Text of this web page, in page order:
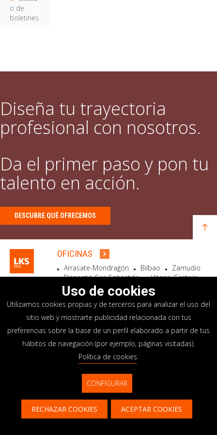
o de
boletines
Diseña tu trayectoria
profesional con nosotros.
Da el primer paso y pon tu
talento en acción.
DESCUBRE QUÉ OFRECEMOS
OFICINAS
Arrasate-Mondragón Bilbao
Zamudio
Donostia-San Sebastián
Vitoria-Gasteiz
Madrid
El Astillero Bidart
SEDE SOCIAL
Goiru, 7 Arrasate-Mondragón
CP 20500 GIPUZKOA – SPAIN
+34 900 84 14 14
info@lksnext.com
Aviso legal
Portal de privacidad
Política de cookies
Sistema interno información
Uso de cookies
Utilizamos cookies propias y de terceros para analizar el uso del
sitio web y mostrarte publicidad relacionada con tus
preferencias sobre la base de un perfil elaborado a partir de tus
hábitos de navegación (por ejemplo, páginas visitadas).
Política de cookies.
CONFIGURAR
RECHAZAR COOKIES ACEPTAR COOKIES